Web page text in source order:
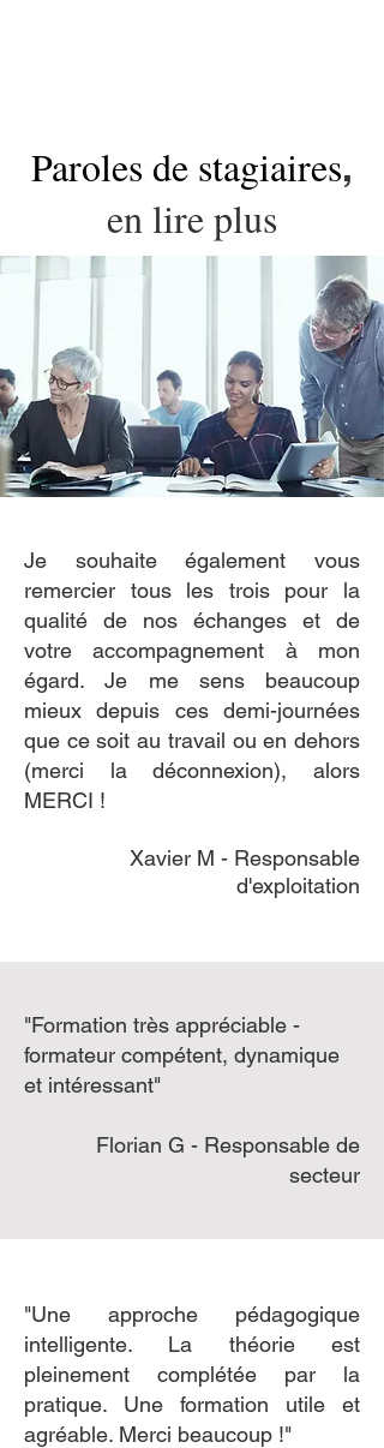
Paroles de stagiaires,
en lire plus
Je souhaite également vous
remercier tous les trois pour la
qualité de nos échanges et de
votre accompagnement à mon
égard. Je me sens beaucoup
mieux depuis ces demi-journées
que ce soit au travail ou en dehors
(merci la déconnexion), alors
MERCI !
Xavier M - Responsable
d'exploitation
"Formation très appréciable -
formateur compétent, dynamique
et intéressant"
Florian G - Responsable de
secteur
"Une approche pédagogique
intelligente. La théorie est
pleinement complétée par la
pratique. Une formation utile et
agréable. Merci beaucoup !"